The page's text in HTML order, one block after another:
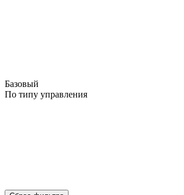
Базовый
По типу управления